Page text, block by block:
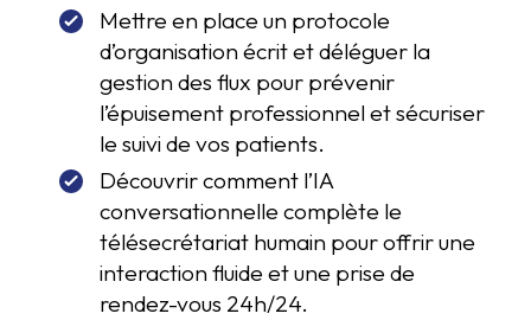
Mettre en place un protocole
d’organisation écrit et déléguer la
gestion des flux pour prévenir
l’épuisement professionnel et sécuriser
le suivi de vos patients.
Découvrir comment l’IA
conversationnelle complète le
télésecrétariat humain pour offrir une
interaction fluide et une prise de
rendez-vous 24h/24.